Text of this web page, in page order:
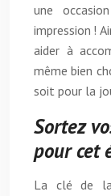
une
impression !
aider à
même bien
soit pour la
Sortez
pour cet
La clé de